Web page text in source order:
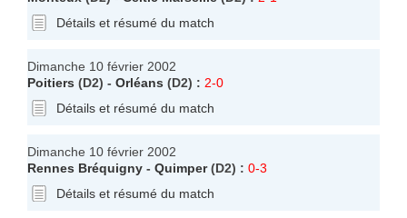
Détails et résumé du match
Dimanche 10 février 2002
Poitiers (D2) - Orléans (D2) : 2-0
Détails et résumé du match
Dimanche 10 février 2002
Rennes Bréquigny - Quimper(D2) : 0-3
Détails et résumé du match